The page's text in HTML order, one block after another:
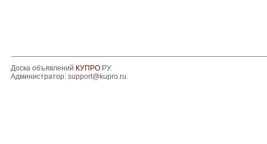
Доска объявлений КУПРО.РУ.
Администратор: support@kupro.ru.